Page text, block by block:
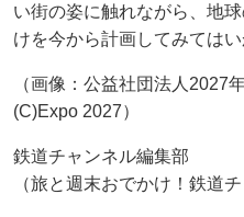
い街の姿に触れながら、地
けを今から計画してみてはい
（画像：公益社団法人2027
(C)Expo 2027）
鉄道チャンネル編集部
（旅と週末おでかけ！鉄道チ